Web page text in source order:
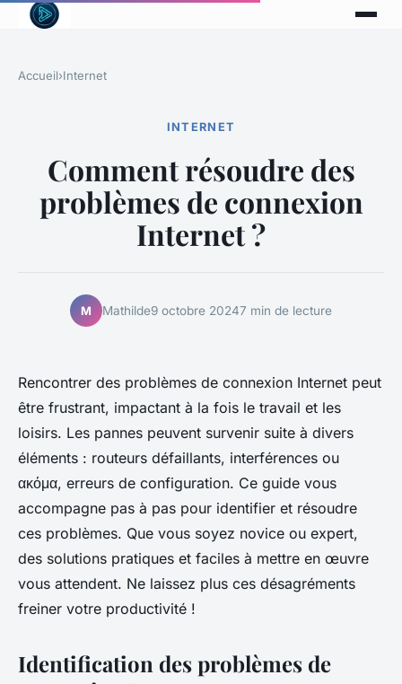
Accueil›Internet
INTERNET
Comment résoudre des
problèmes de connexion
Internet ?
M Mathilde9 octobre 20247 min de lecture
Rencontrer des problèmes de connexion Internet peut
être frustrant, impactant à la fois le travail et les
loisirs. Les pannes peuvent survenir suite à divers
éléments : routeurs défaillants, interférences ou
ακόμα, erreurs de configuration. Ce guide vous
accompagne pas à pas pour identifier et résoudre
ces problèmes. Que vous soyez novice ou expert,
des solutions pratiques et faciles à mettre en œuvre
vous attendent. Ne laissez plus ces désagréments
freiner votre productivité !
Identification des problèmes de